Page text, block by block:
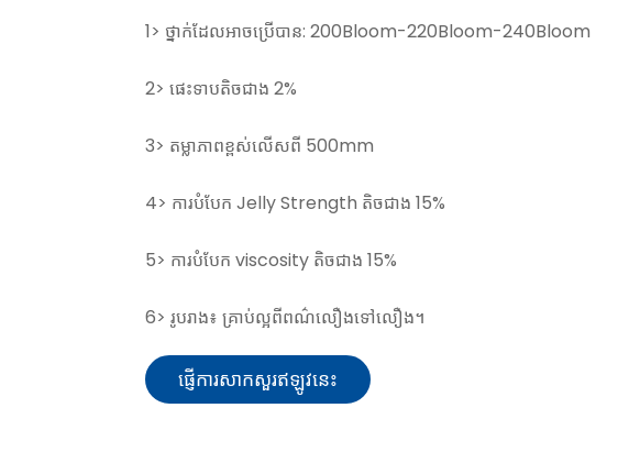
1> ថ្នាក់ដែលអាចប្រើបាន: 200Bloom-220Bloom-240Bloom
2> ផេះទាបតិចជាង 2%
3> តម្លាភាពខ្ពស់លើសពី 500mm
4> ការបំបែក Jelly Strength តិចជាង 15%
5> ការបំបែក viscosity តិចជាង 15%
6> រូបរាង៖ គ្រាប់ល្អពីពណ៌លឿងទៅលឿង។
ផ្ញើការសាកសួរឥឡូវនេះ